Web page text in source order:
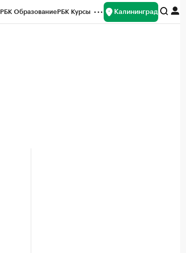
РБК ОбразованиеРБК Курсы Калининград